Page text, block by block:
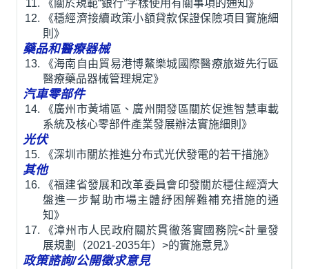
《關於規範“銀行”字樣使用有關事項的通知》
《穩經濟接續政策小額貸款保證保險項目實施細
則》
藥品和醫療器械
《海南自由貿易港博鰲樂城國際醫療旅遊先行區
醫療藥品器械管理規定》
汽車零部件
《廣州市黃埔區、廣州開發區關於促進智慧車載
系統及核心零部件產業發展辦法實施細則》
光伏
《深圳市關於推進分布式光伏發電的若干措施》
其他
《福建省發展和改革委員會印發關於穩住經濟大
盤進一步幫助市場主體紓困解難補充措施的通
知》
《漳州市人民政府關於貫徹落實國務院<計量發
展規劃（2021-2035年）>的實施意見》
政策諮詢/公開徵求意見